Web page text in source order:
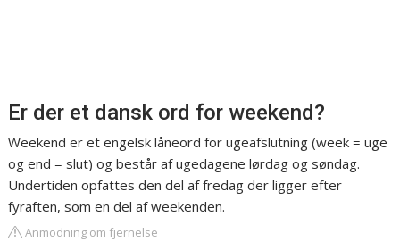
Er der et dansk ord for weekend?
Weekend er et engelsk låneord for ugeafslutning (week = uge
og end = slut) og består af ugedagene lørdag og søndag.
Undertiden opfattes den del af fredag der ligger efter
fyraften, som en del af weekenden.
Anmodning om fjernelse